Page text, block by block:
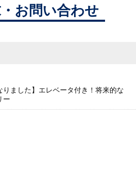
お問い合わせ
りました】エレベータ付き！将来的な
ー